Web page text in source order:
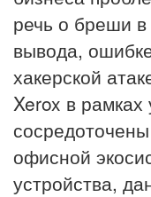
речь о бреши
вывода,
хакерской
Xerox в рамках
офисной
устройства,